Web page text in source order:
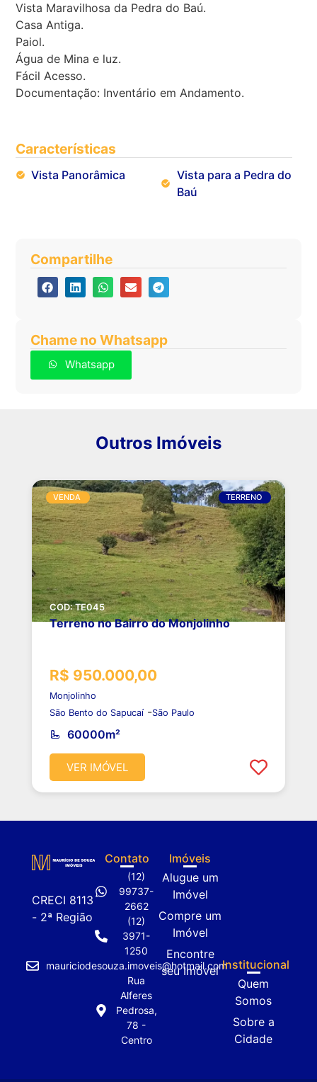
Vista Maravilhosa da Pedra do Baú.
Casa Antiga.
Paiol.
Água de Mina e luz.
Fácil Acesso.
Documentação: Inventário em Andamento.
Características
Vista Panorâmica
Vista para a Pedra do
Baú
Compartilhe
Chame no Whatsapp
Whatsapp
Outros Imóveis
VENDA TERRENO
COD: TE045
Terreno no Bairro do Monjolinho
R$ 950.000,00
Monjolinho
São Bento do Sapucaí-São Paulo
60000m²
VER IMÓVEL
CRECI 8113
- 2ª Região
Contato
(12)
99737-
2662
(12)
3971-
1250
mauriciodesouza.imoveis@hotmail.com
Rua
Alferes
Pedrosa,
78 -
Centro
Imóveis
Alugue um
Imóvel
Compre um
Imóvel
Encontre
seu Imóvel Institucional
Quem
Somos
Sobre a
Cidade